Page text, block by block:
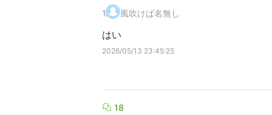
1. 風吹けば名無し
はい
2026/05/13 23:45:25
18